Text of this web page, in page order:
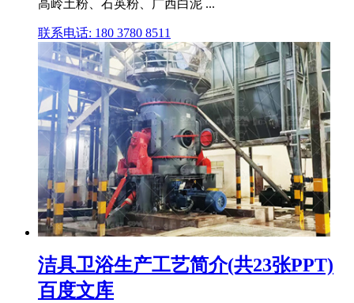
高岭土粉、石英粉、广西白泥 ...
联系电话: 180 3780 8511
洁具卫浴生产工艺简介(共23张PPT)
百度文库